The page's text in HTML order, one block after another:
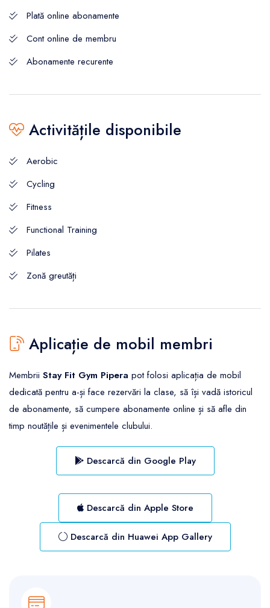
Plată online abonamente
Cont online de membru
Abonamente recurente
Activitățile disponibile
Aerobic
Cycling
Fitness
Functional Training
Pilates
Zonă greutăți
Aplicație de mobil membri
Membrii Stay Fit Gym Pipera pot folosi aplicația de mobil
dedicată pentru a-și face rezervări la clase, să își vadă istoricul
de abonamente, să cumpere abonamente online și să afle din
timp noutățile și evenimentele clubului.
Descarcă din Google Play
Descarcă din Apple Store
Descarcă din Huawei App Gallery